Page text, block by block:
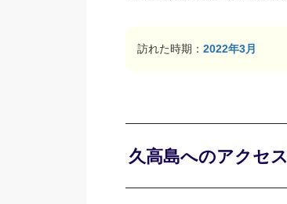
訪れた時期： 2022年3月
久高島へのアクセス